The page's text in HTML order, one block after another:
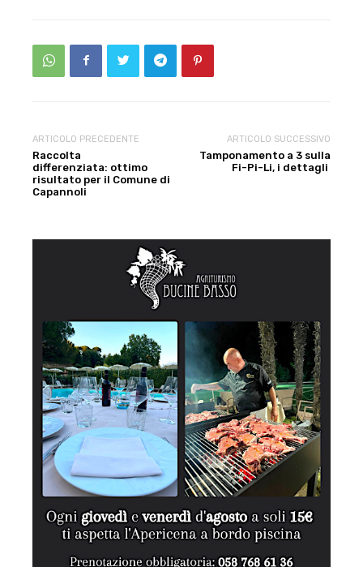
ARTICOLO PRECEDENTE
Raccolta
differenziata: ottimo
risultato per il Comune di
Capannoli
ARTICOLO SUCCESSIVO
Tamponamento a 3 sulla
Fi-Pi-Li, i dettagli